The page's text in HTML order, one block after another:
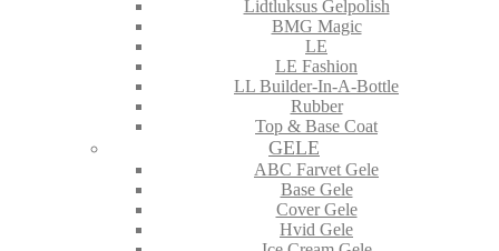
Lidtluksus Gelpolish
BMG Magic
LE
LE Fashion
LL Builder-In-A-Bottle
Rubber
Top & Base Coat
GELE
ABC Farvet Gele
Base Gele
Cover Gele
Hvid Gele